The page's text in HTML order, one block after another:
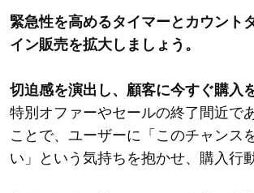
緊急性を高めるタイマーとカウント
イン販売を拡大しましょう。
切迫感を演出し、顧客に今すぐ購入
特別オファーやセールの終了間近で
ことで、ユーザーに「このチャンス
い」という気持ちを抱かせ、購入行